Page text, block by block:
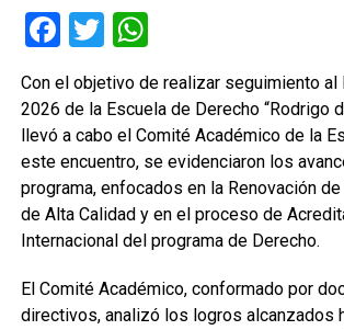
Facebook
TwitterWhatsApp
Con el objetivo de realizar seguimiento al
2026 de la Escuela de Derecho “Rodrigo
llevó a cabo el Comité Académico de la
este encuentro, se evidenciaron los
programa, enfocados en la Renovación
de Alta Calidad y en el proceso de
Internacional del programa de Derecho.
El Comité Académico, conformado por
directivos, analizó los logros alcanzados